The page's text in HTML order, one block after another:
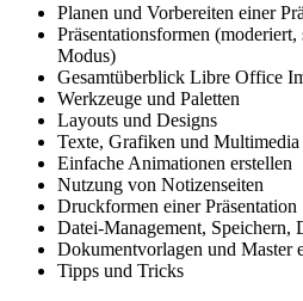
Planen und Vorbereiten einer
Präsentationsformen
Modus)
Gesamtüberblick Libre Office
Werkzeuge und Paletten
Layouts und Designs
Texte, Grafiken und Multimedia
Einfache Animationen erstellen
Nutzung von Notizenseiten
Druckformen einer Präsentation
Datei-Management, Speichern,
Dokumentvorlagen und Master
Tipps und Tricks